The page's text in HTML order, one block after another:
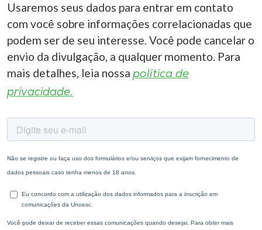
Usaremos seus dados para entrar em contato
com você sobre informações correlacionadas que
podem ser de seu interesse. Você pode cancelar o
envio da divulgação, a qualquer momento. Para
mais detalhes, leia nossa política de
privacidade.